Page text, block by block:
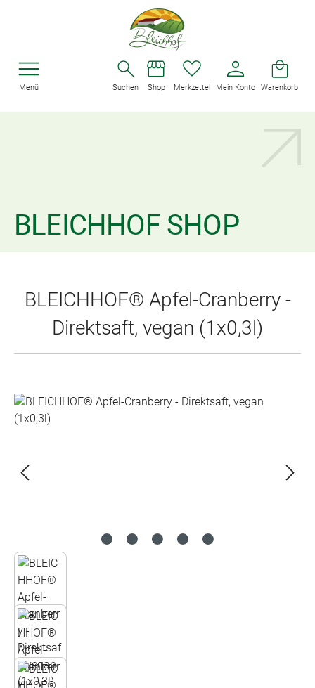
Menü Suchen Shop Merkzettel Mein Konto Warenkorb
BLEICHHOF SHOP
BLEICHHOF® Apfel-Cranberry -
Direktsaft, vegan (1x0,3l)
Bildergalerie überspringen